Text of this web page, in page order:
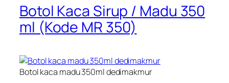
Botol Kaca Sirup / Madu 350
ml (Kode MR 350)
Botol kaca madu 350ml dedimakmur